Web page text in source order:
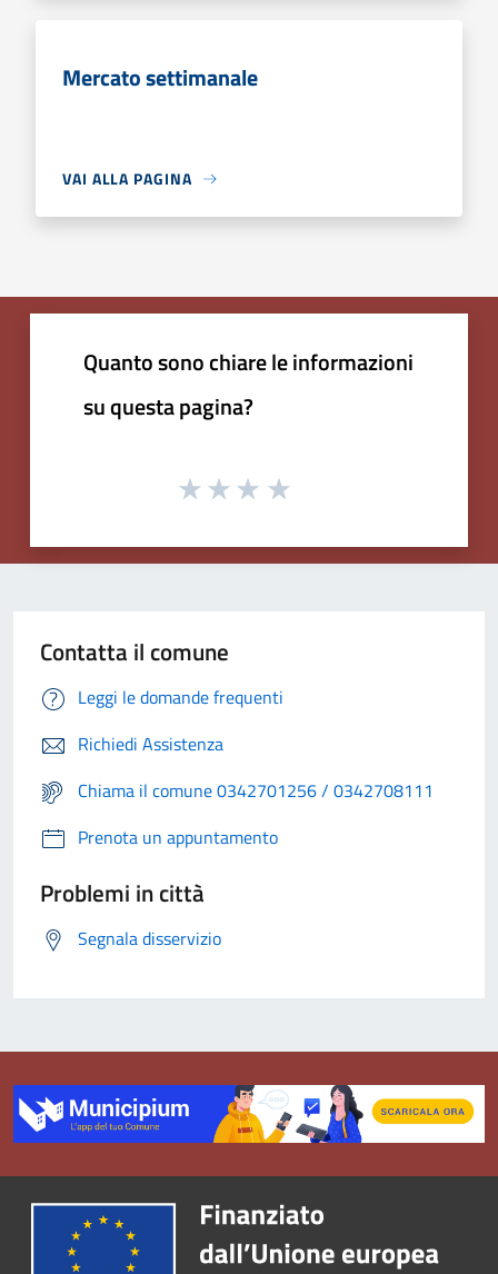
Mercato settimanale
VAI ALLA PAGINA
Quanto sono chiare le informazioni
su questa pagina?
Contatta il comune
Leggi le domande frequenti
Richiedi Assistenza
Chiama il comune 0342701256 / 0342708111
Prenota un appuntamento
Problemi in città
Segnala disservizio